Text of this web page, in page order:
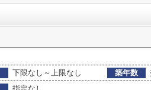
下限なし～上限なし 築年数